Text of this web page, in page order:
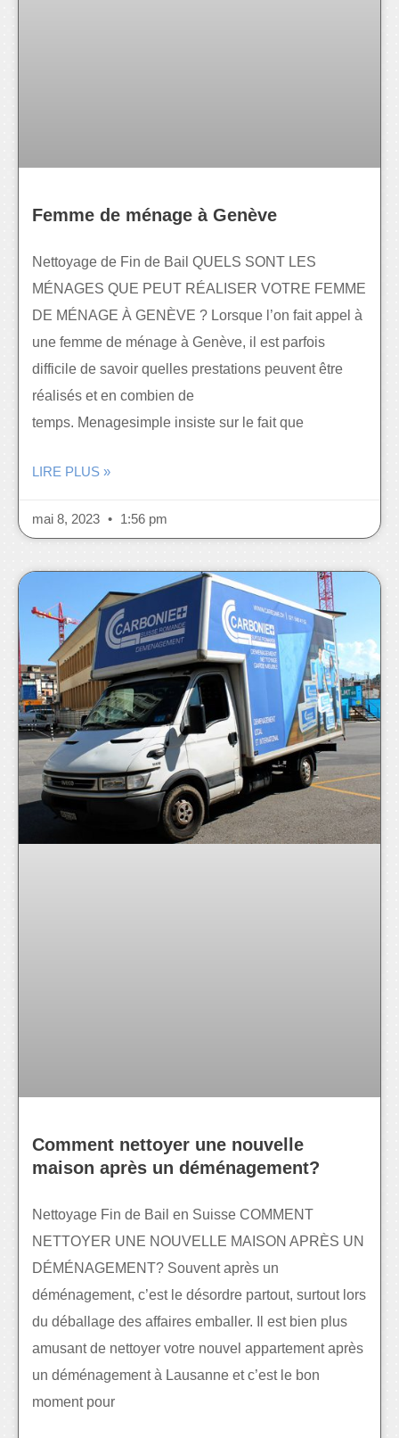
Femme de ménage à Genève
Nettoyage de Fin de Bail QUELS SONT LES
MÉNAGES QUE PEUT RÉALISER VOTRE FEMME
DE MÉNAGE À GENÈVE ? Lorsque l’on fait appel à
une femme de ménage à Genève, il est parfois
difficile de savoir quelles prestations peuvent être
réalisés et en combien de
temps. Menagesimple insiste sur le fait que
LIRE PLUS »
mai 8, 2023 1:56 pm
Comment nettoyer une nouvelle
maison après un déménagement?
Nettoyage Fin de Bail en Suisse COMMENT
NETTOYER UNE NOUVELLE MAISON APRÈS UN
DÉMÉNAGEMENT? Souvent après un
déménagement, c’est le désordre partout, surtout lors
du déballage des affaires emballer. Il est bien plus
amusant de nettoyer votre nouvel appartement après
un déménagement à Lausanne et c’est le bon
moment pour